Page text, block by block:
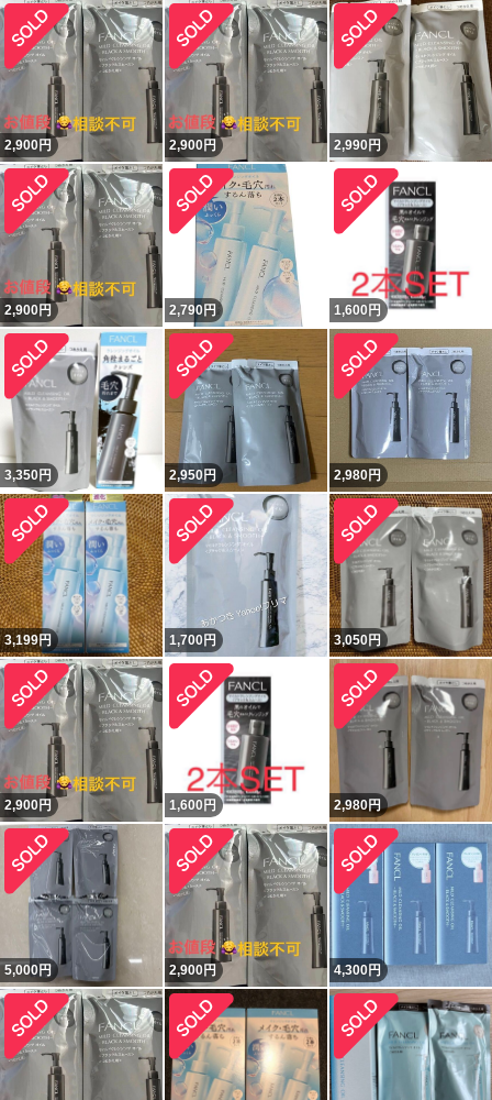
2,900円 2,900円 2,990円
2,900円 2,790円 1,600 円
3,350円 2,950円 2,980円
3,199円 1,700円 3,050円
2,900円 1,600 円 2,980円
5,000円 2,900円 4,300円